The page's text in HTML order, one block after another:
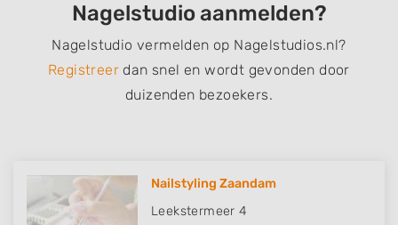
Nagelstudio aanmelden?
Nagelstudio vermelden op Nagelstudios.nl?
Registreer dan snel en wordt gevonden door
duizenden bezoekers.
Nailstyling Zaandam
Leekstermeer 4